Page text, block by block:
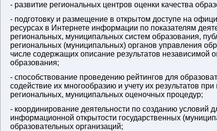
- развитие региональных центров оценки качества
- подготовку и размещение в открытом доступе на
ресурсах в Интернете информации по показателям
региональных, муниципальных систем образования,
региональных (муниципальных) органов управления
числе содержащих описание результатов независимой
образования;
- способствование проведению рейтингов для
содействие их многообразию и учету их результатов
региональных, муниципальных оценочных процедур;
- координирование деятельности по созданию условий
информационной открытости государственных
образовательных организаций;